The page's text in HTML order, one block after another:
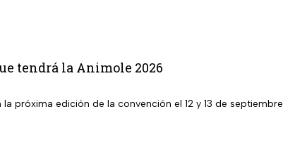
tendrá la Animole 2026
próxima edición de la convención el 12 y 13 de septiembre